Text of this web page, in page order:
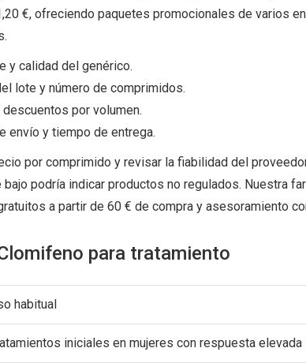
€, ofreciendo paquetes promocionales de varios
y calidad del genérico.
lote y número de comprimidos.
por volumen.
envío y tiempo de entrega.
por comprimido y revisar la fiabilidad del
podría indicar productos no regulados. Nuestra
a partir de 60 € de compra y asesoramiento
para tratamiento
habitual
iniciales en mujeres con respuesta elevada